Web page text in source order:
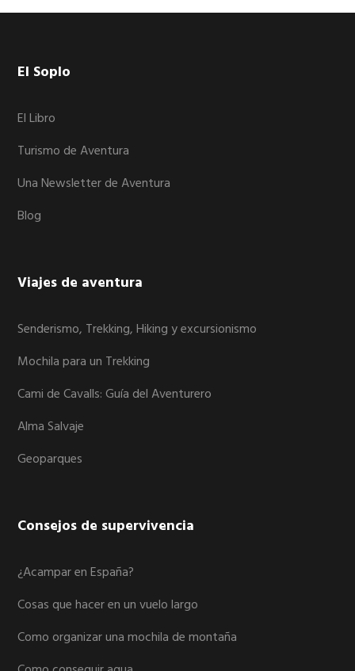
Footer
El Soplo
El Libro
Turismo de Aventura
Una Newsletter de Aventura
Blog
Viajes de aventura
Senderismo, Trekking, Hiking y excursionismo
Mochila para un Trekking
Cami de Cavalls: Guía del Aventurero
Alma Salvaje
Geoparques
Consejos de supervivencia
¿Acampar en España?
Cosas que hacer en un vuelo largo
Como organizar una mochila de montaña